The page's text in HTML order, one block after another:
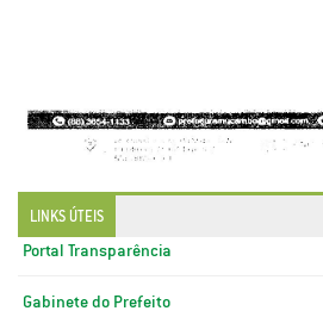
LINKS ÚTEIS
Portal Transparência
Gabinete do Prefeito